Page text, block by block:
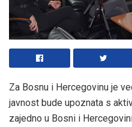
Za Bosnu i Hercegovinu je
javnost bude upoznata s
zajedno u Bosni i